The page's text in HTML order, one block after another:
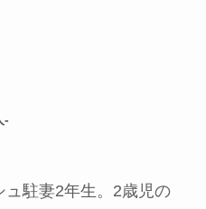
-
ュ駐妻2年生。2歳児の